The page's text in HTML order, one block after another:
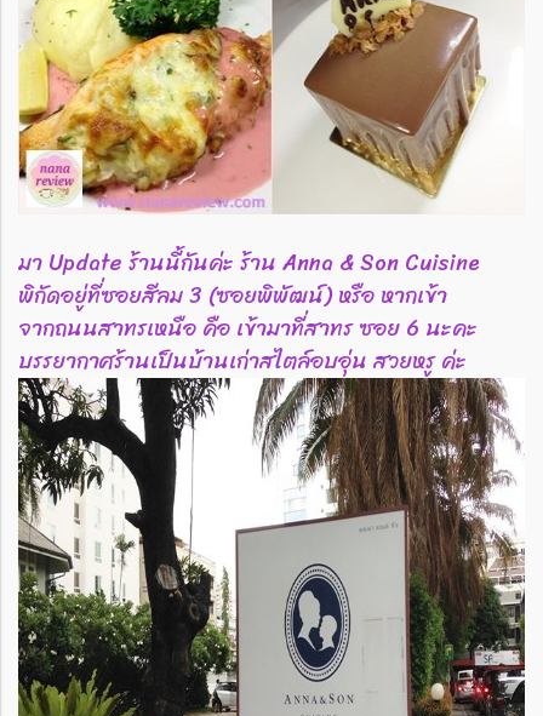
มา Update ร้านนี้กันค่ะ ร้าน Anna & Son Cuisine
พิกัดอยู่ที่ซอยสีลม 3 (ซอยพิพัฒน์) หรือ หากเข้า
จากถนนสาทรเหนือ คือ เข้ามาที่สาทร ซอย 6 นะคะ
บรรยากาศร้านเป็นบ้านเก่าสไตล์อบอุ่น สวยหรู ค่ะ